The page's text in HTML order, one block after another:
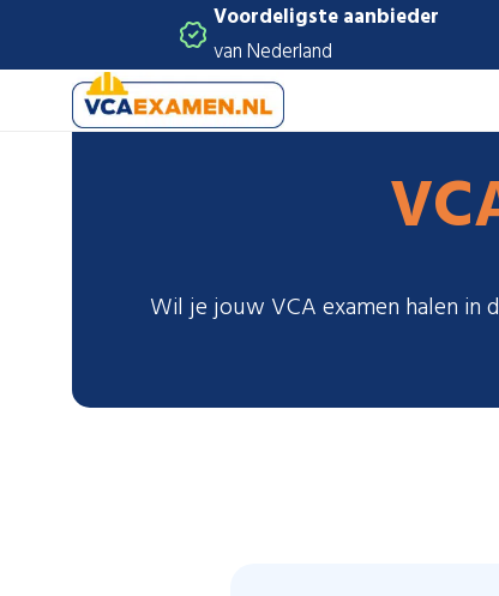
Voordeligste aanbieder
van Nederland
Wil je jouw VCA examen halen in